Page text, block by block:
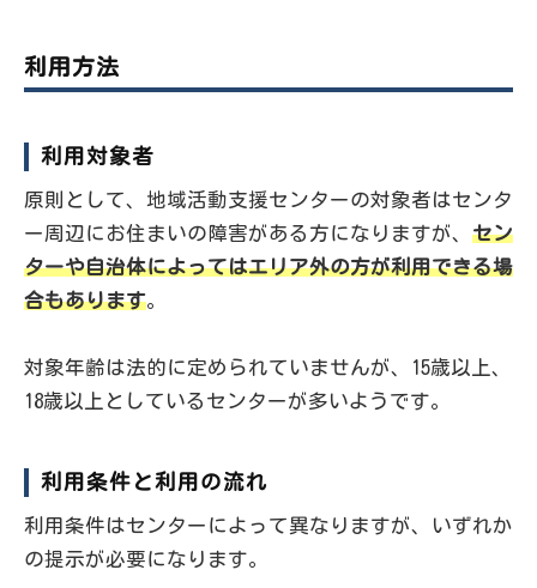
利用方法
利用対象者
原則として、地域活動支援センターの対象者はセンタ
ー周辺にお住まいの障害がある方になりますが、 セン
ターや自治体によってはエリア外の方が利用できる場
合もあります。
対象年齢は法的に定められていませんが、15歳以上、
18歳以上としているセンターが多いようです。
利用条件と利用の流れ
利用条件はセンターによって異なりますが、いずれか
の提示が必要になります。